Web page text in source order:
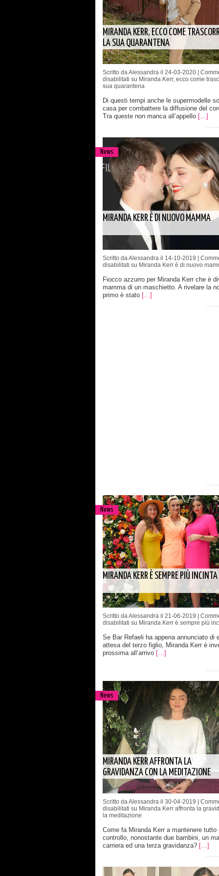
MIRANDA KERR, ECCO COME
LA SUA QUARANTENA
Scritto da Alessandra il 24-03-2020 |
disabilitati su Miranda Kerr, ecco come
sua quarantena
Di questi tempi anche le supermodelle
casa per combattere la diffusione del
Tra queste non manca all’appello […]
News
MIRANDA KERR È DI NUOVO MAMMA
Scritto da Alessandra il 14-10-2019 |
disabilitati su Miranda Kerr è di nuovo
Fiocco azzurro per Miranda Kerr che è
mamma di un maschietto. A rivelare la
primo è stato […]
News
MIRANDA KERR È SEMPRE PIÙ INCINTA
Scritto da Alessandra il 21-06-2019 |
disabilitati su Miranda Kerr è sempre più
Se Bar Refaeli ha appena annunciato di
attesa del terzo figlio, Miranda Kerr è
prossima all’arrivo […]
News
MIRANDA KERR AFFRONTA LA
GRAVIDANZA CON LA MEDITAZIONE
Scritto da Alessandra il 30-04-2019 |
disabilitati su Miranda Kerr affronta la
la meditazione
Come fa Miranda Kerr a mantenere tutto
controllo, nonostante due bambini, un
carriera ed una terza gravidanza? […]